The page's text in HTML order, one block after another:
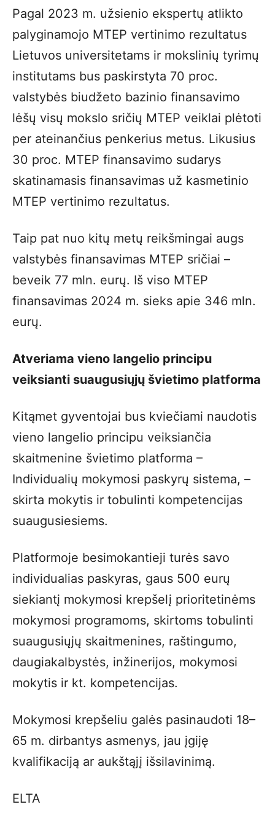
Pagal 2023 m. užsienio ekspertų atlikto
palyginamojo MTEP vertinimo rezultatus
Lietuvos universitetams ir mokslinių tyrimų
institutams bus paskirstyta 70 proc.
valstybės biudžeto bazinio finansavimo
lėšų visų mokslo sričių MTEP veiklai plėtoti
per ateinančius penkerius metus. Likusius
30 proc. MTEP finansavimo sudarys
skatinamasis finansavimas už kasmetinio
MTEP vertinimo rezultatus.
Taip pat nuo kitų metų reikšmingai augs
valstybės finansavimas MTEP sričiai –
beveik 77 mln. eurų. Iš viso MTEP
finansavimas 2024 m. sieks apie 346 mln.
eurų.
Atveriama vieno langelio principu
veiksianti suaugusiųjų švietimo platforma
Kitąmet gyventojai bus kviečiami naudotis
vieno langelio principu veiksiančia
skaitmenine švietimo platforma –
Individualių mokymosi paskyrų sistema, –
skirta mokytis ir tobulinti kompetencijas
suaugusiesiems.
Platformoje besimokantieji turės savo
individualias paskyras, gaus 500 eurų
siekiantį mokymosi krepšelį prioritetinėms
mokymosi programoms, skirtoms tobulinti
suaugusiųjų skaitmenines, raštingumo,
daugiakalbystės, inžinerijos, mokymosi
mokytis ir kt. kompetencijas.
Mokymosi krepšeliu galės pasinaudoti 18–
65 m. dirbantys asmenys, jau įgiję
kvalifikaciją ar aukštąjį išsilavinimą.
ELTA